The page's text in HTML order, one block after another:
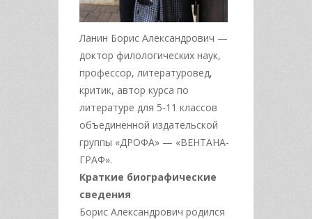
Ланин Борис Александрович —
доктор филологических наук,
профессор, литературовед,
критик, автор курса по
литературе для 5-11 классов
объединённой издательской
группы «ДРОФА» — «ВЕНТАНА-
ГРАФ».
Краткие биографические
сведения
Борис Александрович родился